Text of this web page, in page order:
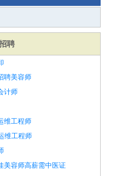
聘
聘美容师
计师
维工程师
维工程师
美容师高薪需中医证